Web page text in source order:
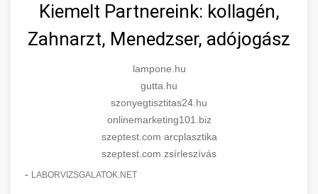
Kiemelt Partnereink: kollagén,
Zahnarzt, Menedzser, adójogász
lampone.hu
gutta.hu
szonyegtisztitas24.hu
onlinemarketing101.biz
szeptest.com arcplasztika
szeptest.com zsírleszívás
- LABORVIZSGALATOK.NET